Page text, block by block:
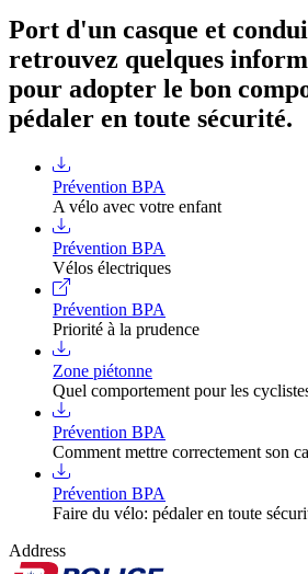
Port d'un casque et
retrouvez quelques
pour adopter le bon
pédaler en toute sécurité.
Prévention BPA
A vélo avec votre enfant
Prévention BPA
Vélos électriques
Prévention BPA
Priorité à la prudence
Zone piétonne
Quel comportement pour les
Prévention BPA
Comment mettre correctement son
Prévention BPA
Faire du vélo: pédaler en toute
Address